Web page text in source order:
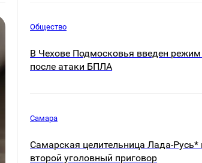
Общество
В Чехове Подмосковья введен
после атаки БПЛА
Самара
Самарская целительница Лада-Русь*
второй уголовный приговор